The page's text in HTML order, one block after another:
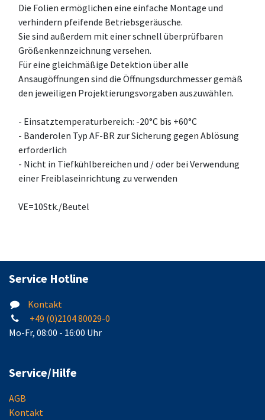
Die Folien ermöglichen eine einfache Montage und
verhindern pfeifende Betriebsgeräusche.
Sie sind außerdem mit einer schnell überprüfbaren
Größenkennzeichnung versehen.
Für eine gleichmäßige Detektion über alle
Ansaugöffnungen sind die Öffnungsdurchmesser gemäß
den jeweiligen Projektierungsvorgaben auszuwählen.
- Einsatztemperaturbereich: -20°C bis +60°C
- Banderolen Typ AF-BR zur Sicherung gegen Ablösung
erforderlich
- Nicht in Tiefkühlbereichen und / oder bei Verwendung
einer Freiblaseinrichtung zu verwenden
VE=10Stk./Beutel
Service Hotline
Kontakt
+49 (0)2104 80029-0
Mo-Fr, 08:00 - 16:00 Uhr
Service/Hilfe
AGB
Kontakt